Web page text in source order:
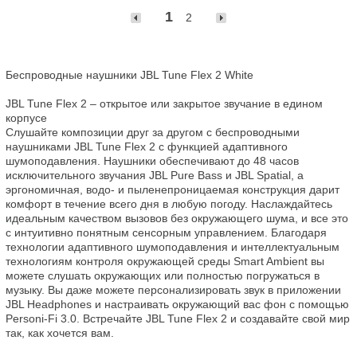
1 2
Беспроводные наушники JBL Tune Flex 2 White
JBL Tune Flex 2 – открытое или закрытое звучание в едином
корпусе
Слушайте композиции друг за другом с беспроводными
наушниками JBL Tune Flex 2 с функцией адаптивного
шумоподавления. Наушники обеспечивают до 48 часов
исключительного звучания JBL Pure Bass и JBL Spatial, а
эргономичная, водо- и пыленепроницаемая конструкция дарит
комфорт в течение всего дня в любую погоду. Наслаждайтесь
идеальным качеством вызовов без окружающего шума, и все это
с интуитивно понятным сенсорным управлением. Благодаря
технологии адаптивного шумоподавления и интеллектуальным
технологиям контроля окружающей среды Smart Ambient вы
можете слушать окружающих или полностью погружаться в
музыку. Вы даже можете персонализировать звук в приложении
JBL Headphones и настраивать окружающий вас фон с помощью
Personi-Fi 3.0. Встречайте JBL Tune Flex 2 и создавайте свой мир
так, как хочется вам.